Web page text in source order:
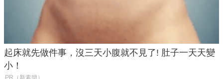
起床就先做件事，沒三天小腹就不見了! 肚子一天天變
小！
PR（新素簡）